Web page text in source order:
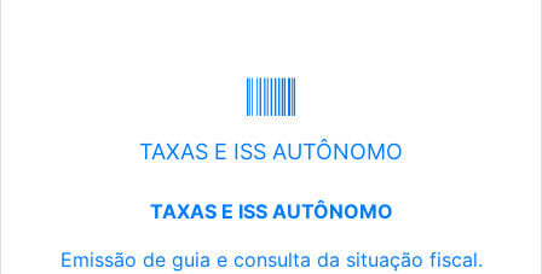
TAXAS E ISS AUTÔNOMO
TAXAS E ISS AUTÔNOMO
Emissão de guia e consulta da situação fiscal.